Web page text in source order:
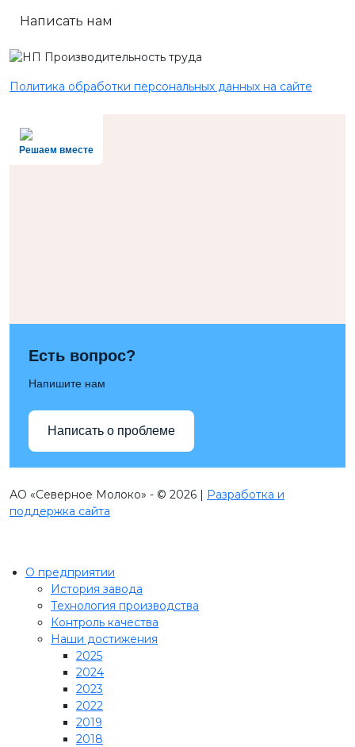
Написать нам
Политика обработки персональных данных на сайте
Решаем вместе
Есть вопрос?
Напишите нам
Написать о проблеме
АО «Северное Молоко» - © 2026 | Разработка и
поддержка сайта
О предприятии
История завода
Технология производства
Контроль качества
Наши достижения
2025
2024
2023
2022
2019
2018